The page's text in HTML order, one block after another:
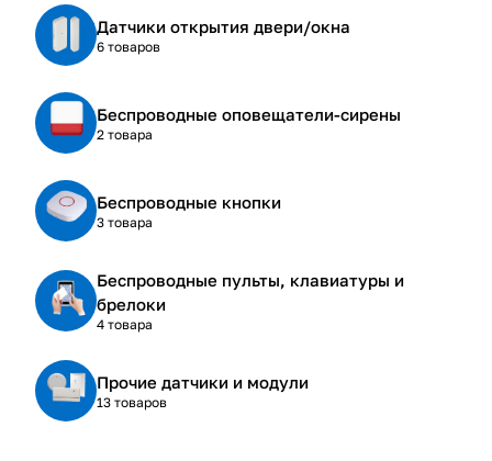
Датчики открытия двери/окна
6 товаров
Беспроводные оповещатели-сирены
2 товара
Беспроводные кнопки
3 товара
Беспроводные пульты, клавиатуры и
брелоки
4 товара
Прочие датчики и модули
13 товаров